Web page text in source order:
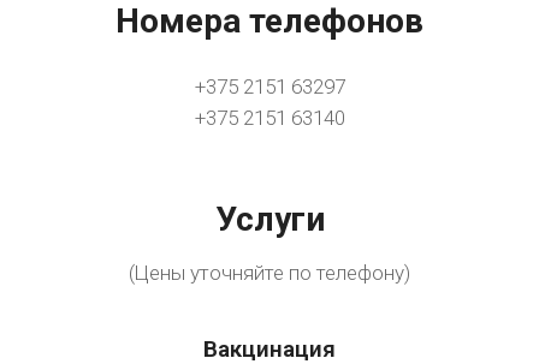
Номера телефонов
+375 2151 63297
+375 2151 63140
Услуги
(Цены уточняйте по телефону)
Вакцинация